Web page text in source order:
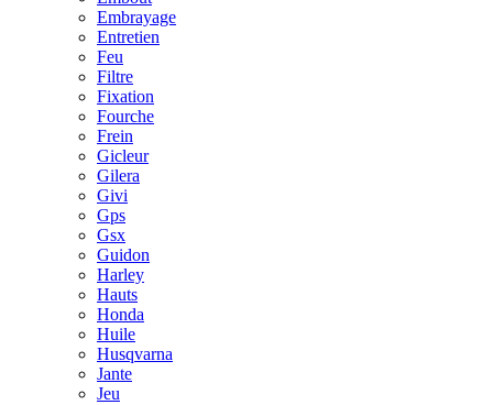
Embrayage
Entretien
Feu
Filtre
Fixation
Fourche
Frein
Gicleur
Gilera
Givi
Gps
Gsx
Guidon
Harley
Hauts
Honda
Huile
Husqvarna
Jante
Jeu